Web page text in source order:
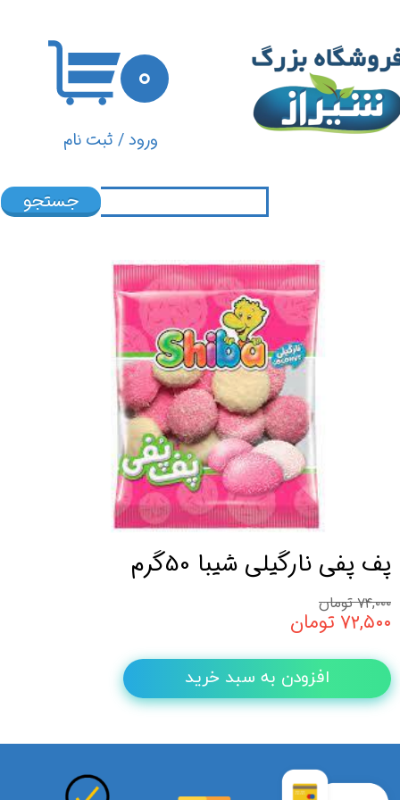
ورود/ ثبت نام
تغییر گذر واژه
سفارشات
۰
جستجو
پف پفی نارگیلی شیبا 50گرم
۷۴,۰۰۰ تومان
۷۲,۵۰۰ تومان
افزودن به سبد خرید